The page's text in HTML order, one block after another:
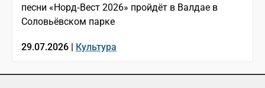
песни «Норд‑Вест 2026» пройдёт в Валдае в
Соловьёвском парке
29.07.2026 | Культура